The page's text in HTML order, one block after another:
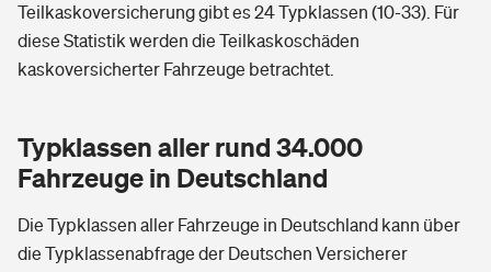
Teilkaskoversicherung gibt es 24 Typklassen (10-33). Für
diese Statistik werden die Teilkaskoschäden
kaskoversicherter Fahrzeuge betrachtet.
Typklassen aller rund 34.000
Fahrzeuge in Deutschland
Die Typklassen aller Fahrzeuge in Deutschland kann über
die Typklassenabfrage der Deutschen Versicherer